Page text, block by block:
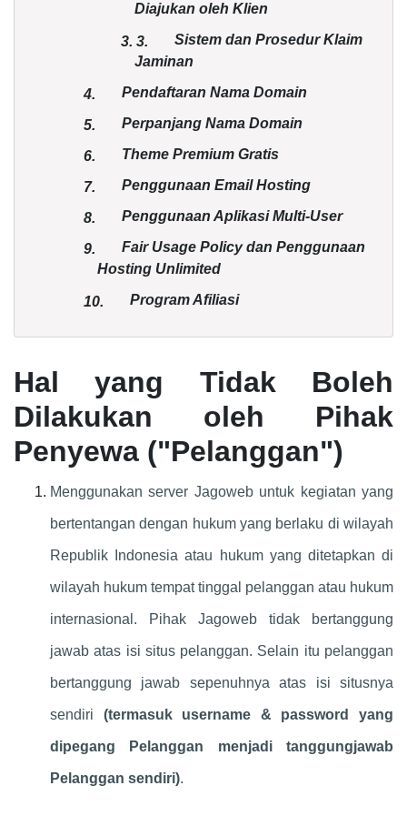
Diajukan oleh Klien
3. 3.
Sistem dan Prosedur Klaim
Jaminan
4. Pendaftaran Nama Domain
5. Perpanjang Nama Domain
6. Theme Premium Gratis
7. Penggunaan Email Hosting
8. Penggunaan Aplikasi Multi-User
9.
Fair Usage Policy dan Penggunaan
Hosting Unlimited
10. Program Afiliasi
Hal yang Tidak Boleh
Dilakukan oleh Pihak
Penyewa ("Pelanggan")
Menggunakan server Jagoweb untuk kegiatan yang
bertentangan dengan hukum yang berlaku di wilayah
Republik Indonesia atau hukum yang ditetapkan di
wilayah hukum tempat tinggal pelanggan atau hukum
internasional. Pihak Jagoweb tidak bertanggung
jawab atas isi situs pelanggan. Selain itu pelanggan
bertanggung jawab sepenuhnya atas isi situsnya
sendiri (termasuk username & password yang
dipegang Pelanggan menjadi tanggungjawab
Pelanggan sendiri).